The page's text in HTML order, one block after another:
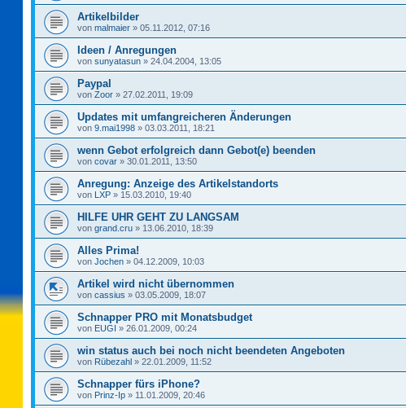
Artikelbilder
von malmaier » 05.11.2012, 07:16
Ideen / Anregungen
von sunyatasun » 24.04.2004, 13:05
Paypal
von Zoor » 27.02.2011, 19:09
Updates mit umfangreicheren Änderungen
von 9.mai1998 » 03.03.2011, 18:21
wenn Gebot erfolgreich dann Gebot(e) beenden
von covar » 30.01.2011, 13:50
Anregung: Anzeige des Artikelstandorts
von LXP » 15.03.2010, 19:40
HILFE UHR GEHT ZU LANGSAM
von grand.cru » 13.06.2010, 18:39
Alles Prima!
von Jochen » 04.12.2009, 10:03
Artikel wird nicht übernommen
von cassius » 03.05.2009, 18:07
Schnapper PRO mit Monatsbudget
von EUGI » 26.01.2009, 00:24
win status auch bei noch nicht beendeten Angeboten
von Rübezahl » 22.01.2009, 11:52
Schnapper fürs iPhone?
von Prinz-Ip » 11.01.2009, 20:46